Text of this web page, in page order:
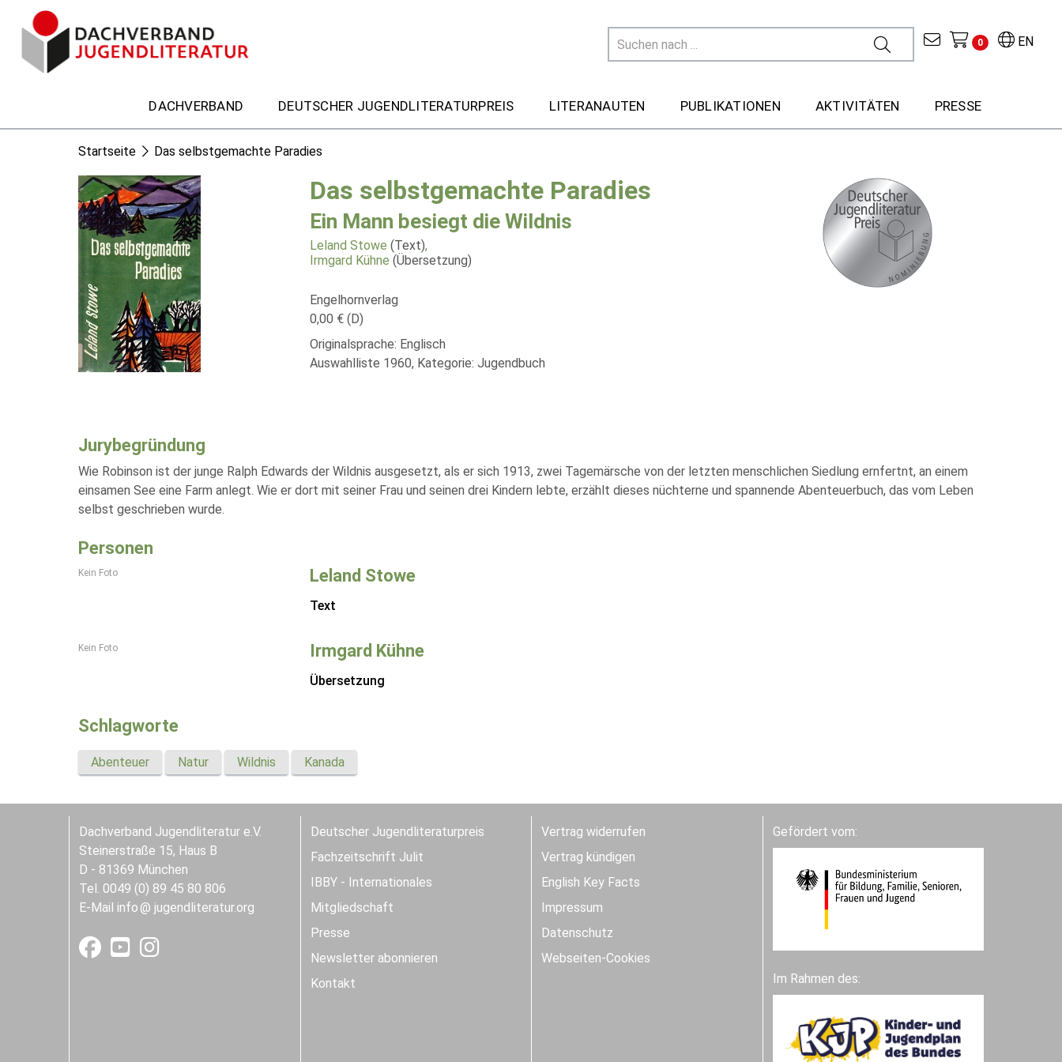
EN
0
DACHVERBAND DEUTSCHER JUGENDLITERATURPREIS LITERANAUTEN PUBLIKATIONEN AKTIVITÄTEN PRESSE
Startseite Das selbstgemachte Paradies
Das selbstgemachte Paradies
Ein Mann besiegt die Wildnis
Leland Stowe (Text),
Irmgard Kühne (Übersetzung)
Engelhornverlag
0,00 € (D)
Originalsprache: Englisch
Auswahlliste 1960, Kategorie: Jugendbuch
Jurybegründung
Wie Robinson ist der junge Ralph Edwards der Wildnis ausgesetzt, als er sich 1913, zwei Tagemärsche von der letzten menschlichen Siedlung ernfertnt, an einem
einsamen See eine Farm anlegt. Wie er dort mit seiner Frau und seinen drei Kindern lebte, erzählt dieses nüchterne und spannende Abenteuerbuch, das vom Leben
selbst geschrieben wurde.
Personen
Kein Foto Leland Stowe
Text
Kein Foto Irmgard Kühne
Übersetzung
Schlagworte
Abenteuer Natur Wildnis Kanada
Dachverband Jugendliteratur e.V.
Steinerstraße 15, Haus B
D - 81369 München
Tel. 0049 (0) 89 45 80 806
E-Mail info jugendliteratur.org
Deutscher Jugendliteraturpreis
Fachzeitschrift Julit
IBBY - Internationales
Mitgliedschaft
Presse
Newsletter abonnieren
Kontakt
Vertrag widerrufen
Vertrag kündigen
English Key Facts
Impressum
Datenschutz
Webseiten-Cookies
Gefördert vom:
Im Rahmen des: